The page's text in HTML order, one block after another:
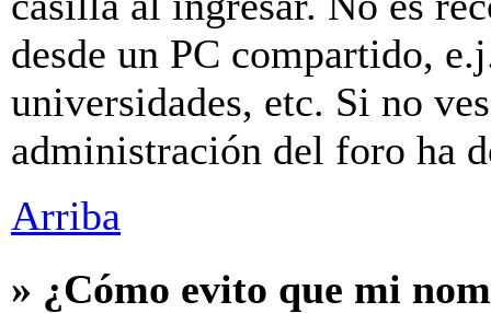
desde un PC compartido,
universidades, etc. Si no
administración del foro ha
Arriba
» ¿Cómo evito que mi